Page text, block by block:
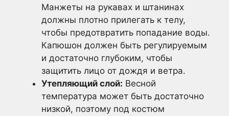
Манжеты на рукавах и штанинах
должны плотно прилегать к телу,
чтобы предотвратить попадание воды.
Капюшон должен быть регулируемым
и достаточно глубоким, чтобы
защитить лицо от дождя и ветра.
Утепляющий слой: Весной
температура может быть достаточно
низкой, поэтому под костюм